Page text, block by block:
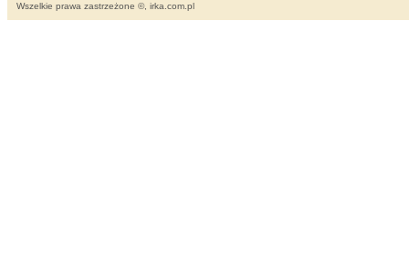
Wszelkie prawa zastrzeżone ©, irka.com.pl